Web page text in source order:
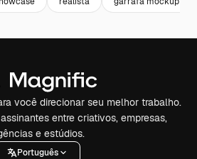
você direcionar seu melhor trabalho.
entre criativos, empresas,
e estúdios.
Português